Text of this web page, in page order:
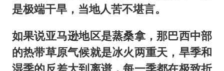
是极端干旱，当地人苦不堪言。
如果说亚马逊地区是蒸桑拿，那巴西中部
的热带草原气候就是冰火两重天，旱季和